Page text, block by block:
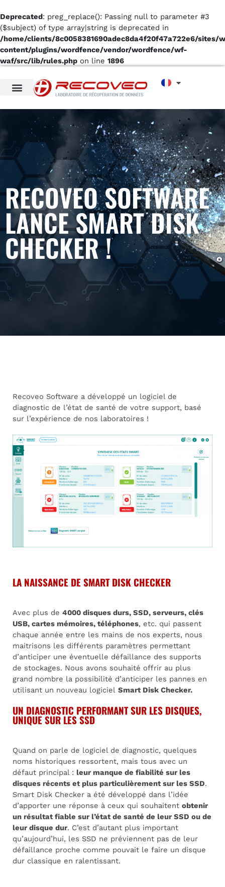
Deprecated: preg_replace(): Passing null to parameter #3
($subject) of type array|string is deprecated in
/home/clients/8c0058381690adec8da4f20f47a722e6/sites/
content/plugins/wordfence/vendor/wordfence/wf-
waf/src/lib/rules.php on line 1896
RECOVEO SOFTWARE
LANCE SMART DISK
CHECKER !
Recoveo Software a développé un logiciel de
diagnostic de l’état de santé de votre support, basé
sur l’expérience de nos laboratoires !
LA NAISSANCE DE SMART DISK CHECKER
Avec plus de 4000 disques durs, SSD, serveurs, clés
USB, cartes mémoires, téléphones, etc. qui passent
chaque année entre les mains de nos experts, nous
maitrisons les différents paramètres permettant
d’anticiper une éventuelle défaillance des supports
de stockages. Nous avons souhaité offrir au plus
grand nombre la possibilité d’anticiper les pannes en
utilisant un nouveau logiciel Smart Disk Checker.
UN DIAGNOSTIC PERFORMANT SUR LES DISQUES,
UNIQUE SUR LES SSD
Quand on parle de logiciel de diagnostic, quelques
noms historiques ressortent, mais tous avec un
défaut principal : leur manque de fiabilité sur les
disques récents et plus particulièrement sur les SSD.
Smart Disk Checker a été développé dans l’idée
d’apporter une réponse à ceux qui souhaitent obtenir
un résultat fiable sur l’état de santé de leur SSD ou de
leur disque dur. C’est d’autant plus important
qu’aujourd’hui, les SSD ne préviennent pas de leur
défaillance proche comme pouvait le faire un disque
dur classique en ralentissant.